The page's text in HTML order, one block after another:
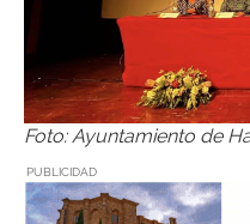
Foto: Ayuntamiento de
PUBLICIDAD